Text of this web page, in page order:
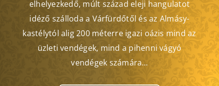
elhelyezkedő, múlt század eleji hangulatot
idéző szálloda a Várfürdőtől és az Almásy-
kastélytól alig 200 méterre igazi oázis mind az
üzleti vendégek, mind a pihenni vágyó
vendégek számára…